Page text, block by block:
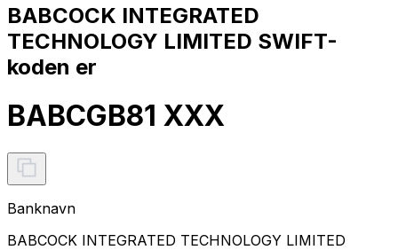
BABCOCK INTEGRATED
TECHNOLOGY LIMITED SWIFT-
koden er
BABCGB81 XXX
Banknavn
BABCOCK INTEGRATED TECHNOLOGY LIMITED